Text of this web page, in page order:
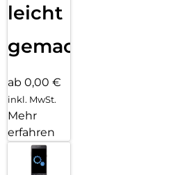
leicht
gemacht!
ab 0,00 €
inkl. MwSt.
Mehr
erfahren